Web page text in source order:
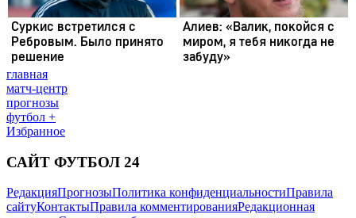
главная
матч-центр
прогнозы
футбол +
Избранное
САЙТ ФУТБОЛ 24
РедакцияПрогнозыПолитика конфиденциальностиПравила
сайтуКонтактыПравила комментированияРедакционная